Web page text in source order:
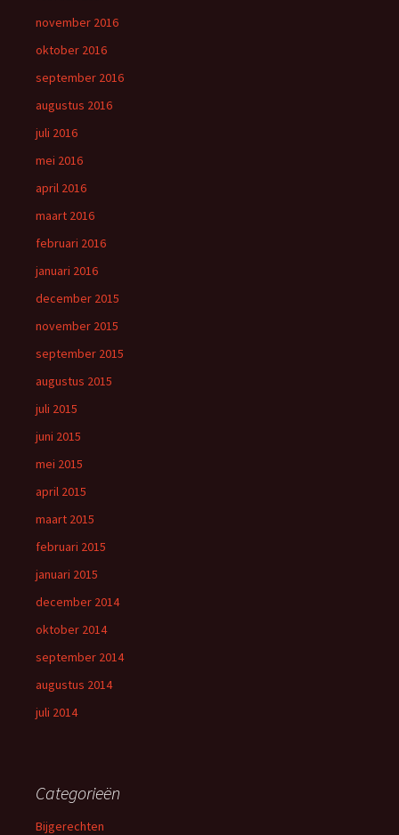
november 2016
oktober 2016
september 2016
augustus 2016
juli 2016
mei 2016
april 2016
maart 2016
februari 2016
januari 2016
december 2015
november 2015
september 2015
augustus 2015
juli 2015
juni 2015
mei 2015
april 2015
maart 2015
februari 2015
januari 2015
december 2014
oktober 2014
september 2014
augustus 2014
juli 2014
Categorieën
Bijgerechten